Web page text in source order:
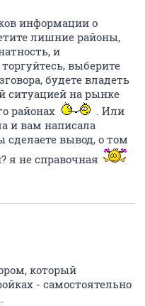
информации о
лишние районы,
и
выберите
будете владеть
ситуацией на рынке
районах
. Или
и вам написала
сделаете вывод, о том
я не справочная
который
- самостоятельно